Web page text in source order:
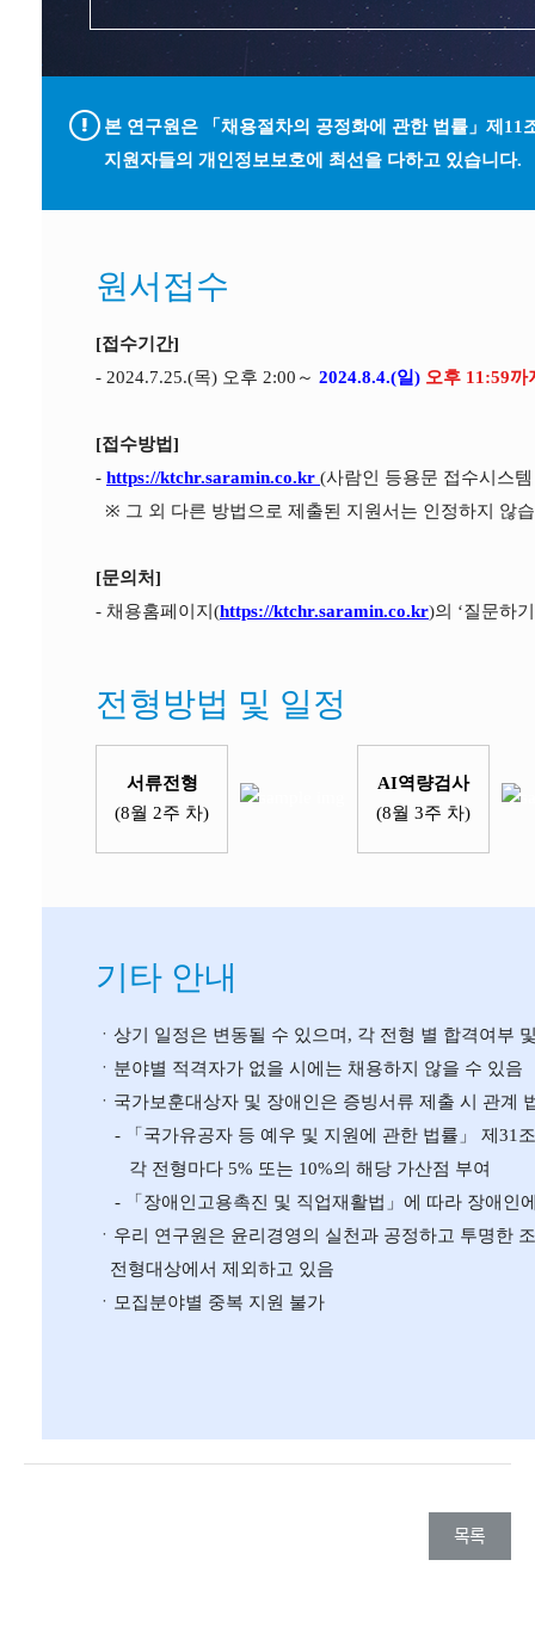
본 연구원은 「채용절차의 공정화에 관한 법률」제11
지원자들의 개인정보보호에 최선을 다하고 있습니다.
원서접수
[접수기간]
- 2024.7.25.(목) 오후 2:00～ 2024.8.4.(일) 오후 11:59까
[접수방법]
- https://ktchr.saramin.co.kr (사람인 등용문 접수시스
※ 그 외 다른 방법으로 제출된 지원서는 인정하지 않
[문의처]
- 채용홈페이지(https://ktchr.saramin.co.kr)의 ‘질문하기
전형방법 및 일정
서류전형
(8월 2주 차)
AI역량검사
(8월 3주 차)
기타 안내
ㆍ상기 일정은 변동될 수 있으며, 각 전형 별 합격여부
ㆍ분야별 적격자가 없을 시에는 채용하지 않을 수 있음
ㆍ국가보훈대상자 및 장애인은 증빙서류 제출 시 관계
- 「국가유공자 등 예우 및 지원에 관한 법률」 제31
각 전형마다 5% 또는 10%의 해당 가산점 부여
- 「장애인고용촉진 및 직업재활법」에 따라 장애인
ㆍ우리 연구원은 윤리경영의 실천과 공정하고 투명한
전형대상에서 제외하고 있음
ㆍ모집분야별 중복 지원 불가
목록